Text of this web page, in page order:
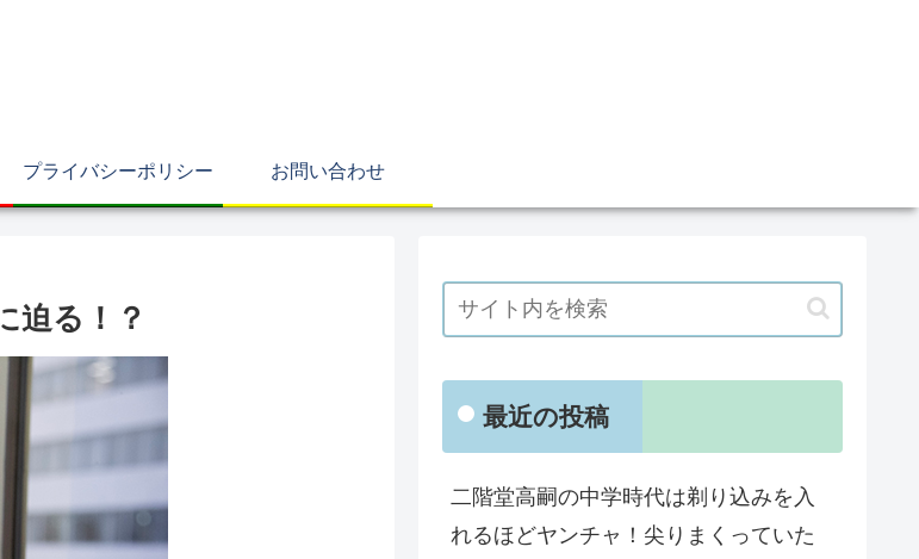
プライバシーポリシー お問い合わせ
迫る！？
最近の投稿
二階堂高嗣の中学時代は剃り込みを入
れるほどヤンチャ！尖りまくっていた